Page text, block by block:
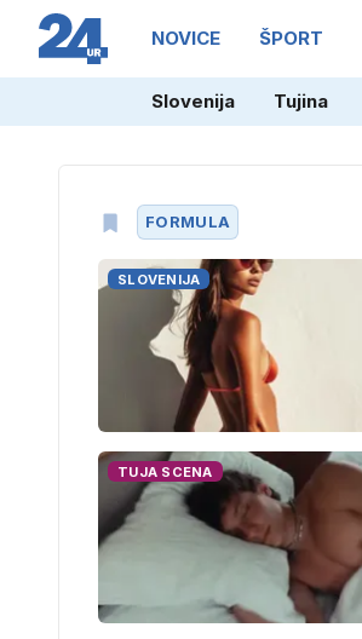
NOVICE ŠPORT
Slovenija Tujina
FORMULA
SLOVENIJA
TUJA SCENA